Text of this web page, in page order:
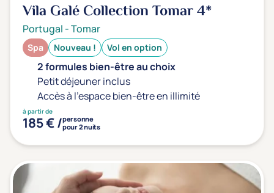
Thématiques bien-être
Accès à l'espace bien-être
Massage, détente, Rituel du monde
Remise en forme
Beauté & anti-âge
Silhouette, Minceur
Gestion du stress / sommeil
(0)
Spécial dos
(0)
Prévention santé
(0)
Vila Galé Collection Tomar4*
Portugal -Tomar
Spa Nouveau ! Vol en option
2 formules bien-être au choix
Petit déjeuner inclus
Accès à l'espace bien-être en illimité
à partir de
185 € /personne
pour 2 nuits